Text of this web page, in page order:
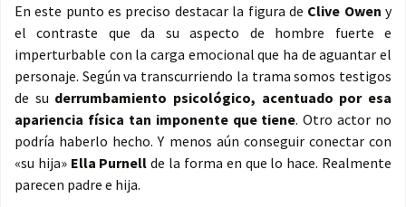
En este punto es preciso destacar la figura de Clive Owen y
el contraste que da su aspecto de hombre fuerte e
imperturbable con la carga emocional que ha de aguantar el
personaje. Según va transcurriendo la trama somos testigos
de su derrumbamiento psicológico, acentuado por esa
apariencia física tan imponente que tiene. Otro actor no
podría haberlo hecho. Y menos aún conseguir conectar con
«su hija» Ella Purnell de la forma en que lo hace. Realmente
parecen padre e hija.